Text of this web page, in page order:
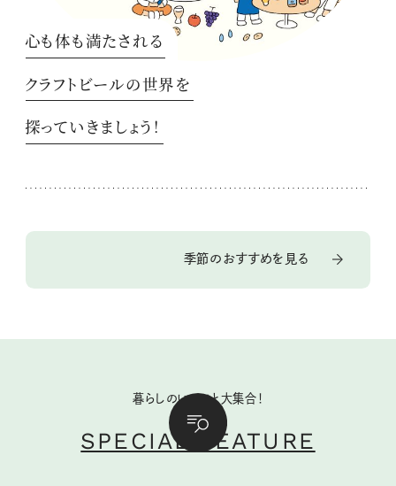
心も体も満たされる
クラフトビールの世界を
探っていきましょう！
季節のおすすめを見る
暮らしのいいこと大集合！
SPECIAL FEATURE